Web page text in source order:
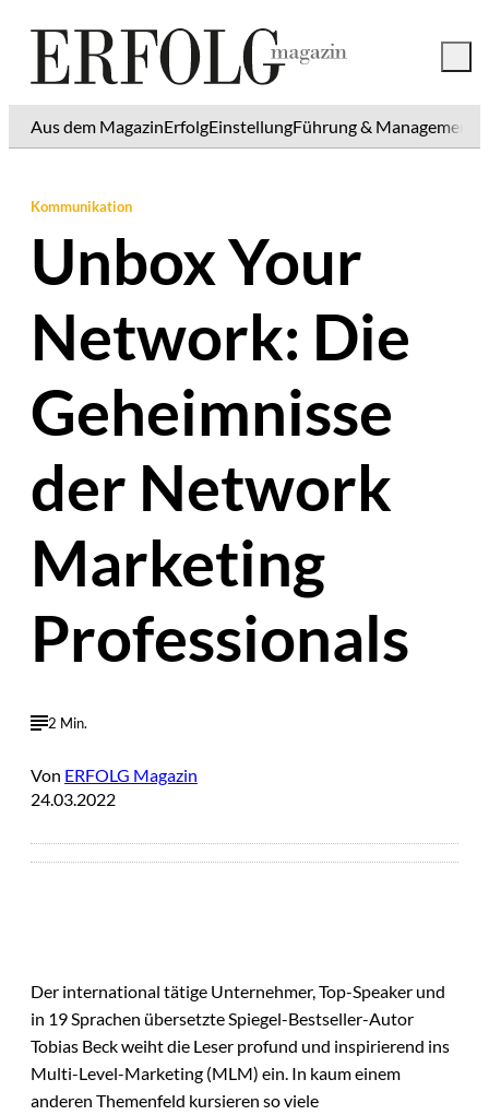
Aus dem MagazinErfolgEinstellungFührung & Management
Kommunikation
Unbox Your
Network: Die
Geheimnisse
der Network
Marketing
Professionals
2 Min.
Von ERFOLG Magazin
24.03.2022
Der international tätige Unternehmer, Top-Speaker und
in 19 Sprachen übersetzte Spiegel-Bestseller-Autor
Tobias Beck weiht die Leser profund und inspirierend ins
Multi-Level-Marketing (MLM) ein. In kaum einem
anderen Themenfeld kursieren so viele